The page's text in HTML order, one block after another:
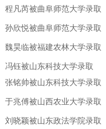
程凡芮被曲阜师范大学录取
孙欣悦被曲阜师范大学录取
魏昊临被福建农林大学录取
冯钰被山东科技大学录取
张铭帅被山东科技大学录取
于兆傅被山西农业大学录取
刘晓颖被山东政法学院录取